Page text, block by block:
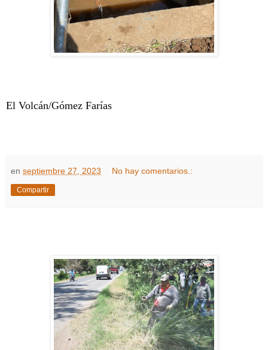
El Volcán/Gómez Farías
en septiembre 27, 2023 No hay comentarios.:
Compartir